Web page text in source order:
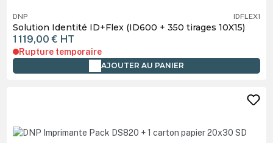
DNP IDFLEX1
Solution Identité ID+Flex (ID600 + 350 tirages 10X15)
1 119,00 € HT
Rupture temporaire
AJOUTER AU PANIER